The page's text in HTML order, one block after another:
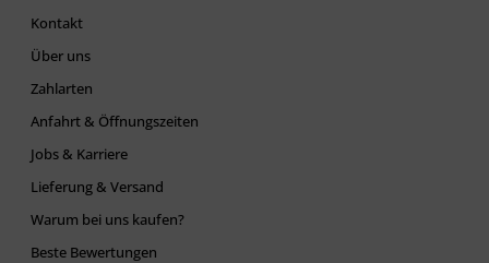
Kontakt
Über uns
Zahlarten
Anfahrt & Öffnungszeiten
Jobs & Karriere
Lieferung & Versand
Warum bei uns kaufen?
Beste Bewertungen